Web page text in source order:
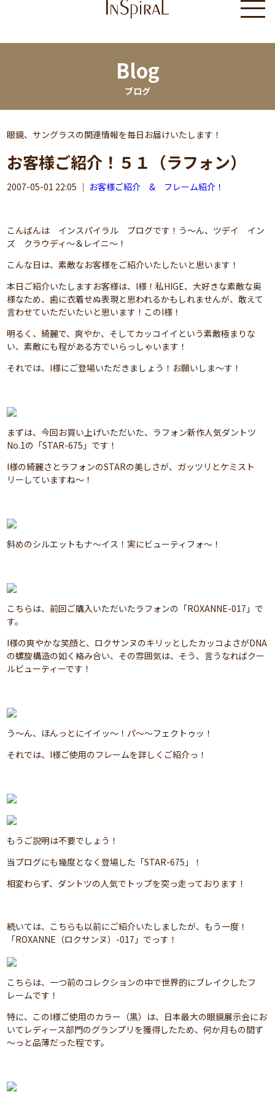
Blog
ブログ
眼鏡、サングラスの関連情報を毎日お届けいたします！
お客様ご紹介！５１（ラフォン）
2007-05-01 22:05 ｜ お客様ご紹介 & フレーム紹介！
こんばんは インスパイラル ブログです！う～ん、ツデイ イン
ズ クラウディ～＆レイニ～！
こんな日は、素敵なお客様をご紹介いたしたいと思います！
本日ご紹介いたしますお客様は、I様！私HIGE、大好きな素敵な奥
様なため、歯に衣着せぬ表現と思われるかもしれませんが、敢えて
言わせていただいたいと思います！このI様！
明るく、綺麗で、爽やか、そしてカッコイイという素敵極まりな
い、素敵にも程がある方でいらっしゃいます！
それでは、I様にご登場いただきましょう！お願いしま～す！
まずは、今回お買い上げいただいた、ラフォン新作人気ダントツ
No.1の「STAR-675」です！
I様の綺麗さとラフォンのSTARの美しさが、ガッツリとケミスト
リーしていますね～！
斜めのシルエットもナ～イス！実にビューティフォ～！
こちらは、前回ご購入いただいたラフォンの「ROXANNE-017」で
す。
I様の爽やかな笑顔と、ロクサンヌのキリッとしたカッコよさがDNA
の螺旋構造の如く絡み合い、その雰囲気は、そう、言うなればクー
ルビューティーです！
う～ん、ほんっとにイイッ～！パ～～フェクトゥッ！
それでは、I様ご使用のフレームを詳しくご紹介っ！
もうご説明は不要でしょう！
当ブログにも幾度となく登場した「STAR-675」！
相変わらず、ダントツの人気でトップを突っ走っております！
続いては、こちらも以前にご紹介いたしましたが、もう一度！
「ROXANNE（ロクサンヌ）-017」でっす！
こちらは、一つ前のコレクションの中で世界的にブレイクしたフ
レームです！
特に、このI様ご使用のカラー（黒）は、日本最大の眼鏡展示会にお
いてレディース部門のグランプリを獲得したため、何か月もの間ず
～っと品薄だった程です。